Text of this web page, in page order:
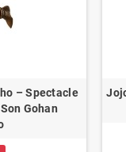
– Spectacle
Gohan